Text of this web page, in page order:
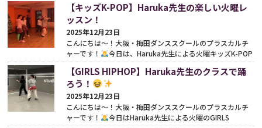
【キッズK-POP】Haruka先生の楽しい火曜レ
ッスン！
2025年12月23日
こんにちは〜！大阪・梅田ダンススクールのプラスカルチ
ャーです！
今日は、Haruka先生による火曜キッズK-POP
クラスの様子をお届けします♪今日は WE GO UP という...
続きをみる
【GIRLS HIPHOP】Haruka先生のクラスで踊
ろう！
2025年12月23日
こんにちは〜！大阪・梅田ダンススクールのプラスカルチ
ャーです！
今日はHaruka先生による火曜のGIRLS